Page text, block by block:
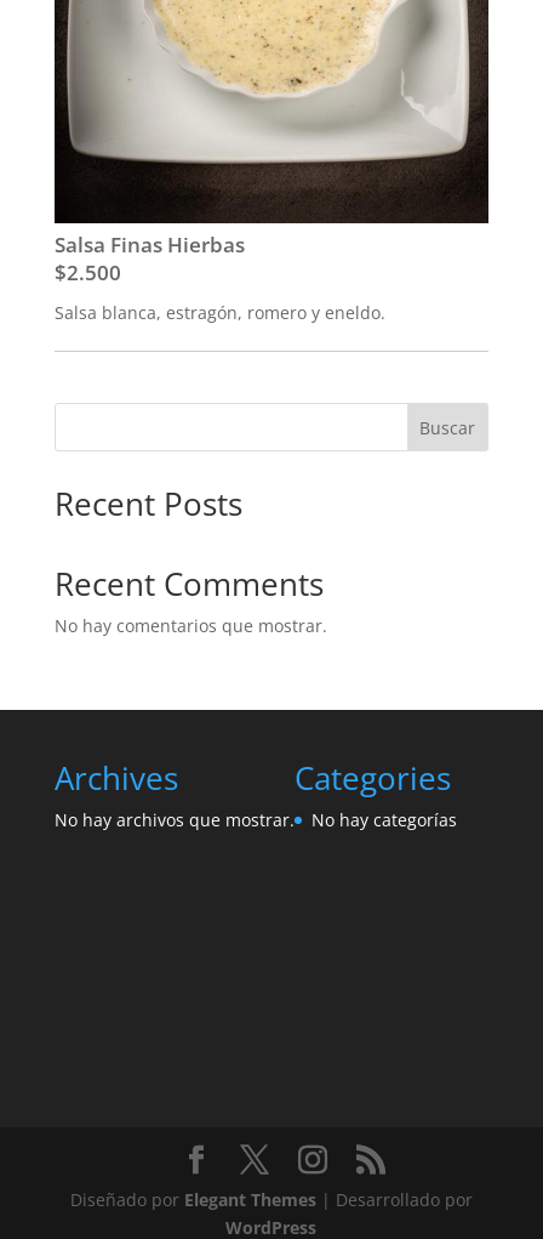
Salsa Finas Hierbas
$2.500
Salsa blanca, estragón, romero y eneldo.
Buscar
Recent Posts
Recent Comments
No hay comentarios que mostrar.
Archives
No hay archivos que mostrar.
Categories
No hay categorías
Diseñado por Elegant Themes| Desarrollado por
WordPress